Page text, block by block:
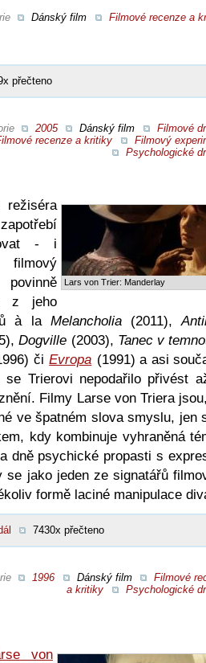
Dánský film Filmové recenze a
přečteno
2005 Dánský film
Filmové
recenze a kritiky
Filmový
Psychologické
Lars von Trier: Manderlay
režiséra
- i
z jeho
à la Melancholia(2011),
Dogville (2003), Tanec v
či Evropa (1991) a asi
Trierovi nepodařilo přivést
Filmy Larse von Triera
ve špatném slova smyslu, jen
kdy kombinuje vyhraněná
dně psychické propasti s
se jako jeden ze signatářů
formě laciné manipulace
7430x přečteno
1996 Dánský film
Filmové
a kritiky
Psychologické
von